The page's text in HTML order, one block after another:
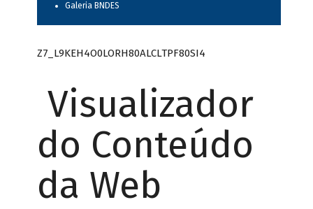
Galeria BNDES
Z7_L9KEH4O0LORH80ALCLTPF80SI4
Visualizador
do Conteúdo
da Web